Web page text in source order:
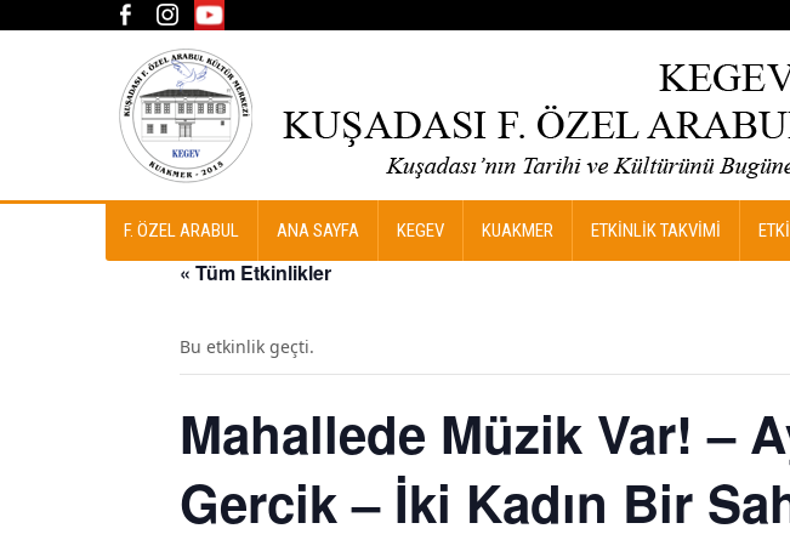
F. ÖZEL ARABUL ANA SAYFA KEGEV KUAKMER ETKİNLİK TAKVİMİ
« Tüm Etkinlikler
Bu etkinlik geçti.
Mahallede Müzik Var! –
Gercik – İki Kadın Bir